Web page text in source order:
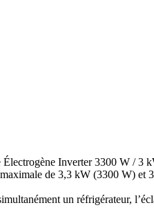
Inverter 3300 W / 3
de 3,3 kW (3300 W) et
un réfrigérateur,